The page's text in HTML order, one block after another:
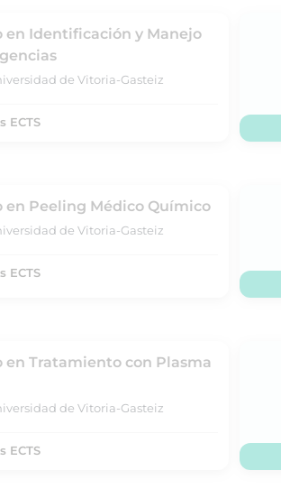
en Identificación y Manejo
de Vitoria-Gasteiz
ECTS
en Peeling Médico Químico
de Vitoria-Gasteiz
ECTS
en Tratamiento con Plasma
de Vitoria-Gasteiz
ECTS